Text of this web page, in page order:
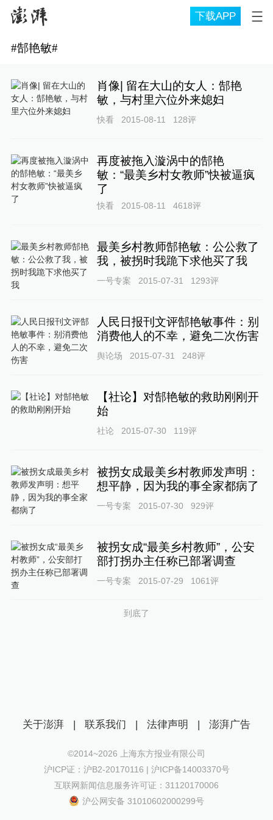
下载APP
#郜艳敏#
肖像| 留在大山的女人：郜艳
敏，与村里六位外来媳妇
快看 2015-08-11 128评
再度被拖入漩涡中的郜艳
敏：“最美乡村女教师”快被逼疯
了
快看 2015-08-11 4618评
最美乡村教师郜艳敏：公公救了
我，被拐时我跪下求他买了我
一号专案 2015-07-31 1293评
人民日报刊文评郜艳敏事件：别
消费他人的不幸，避免二次伤害
舆论场 2015-07-31 248评
【社论】对郜艳敏的救助刚刚开
始
社论 2015-07-30 119评
被拐女成最美乡村教师发声明：
想平静，因为我的事全家都病了
一号专案 2015-07-30 929评
被拐女成“最美乡村教师”，公安
部打拐办主任称已部署调查
一号专案 2015-07-29 1061评
到底了
关于澎湃 | 联系我们 | 法律声明 | 澎湃广告
©2014~2026 上海东方报业有限公司
沪ICP证：沪B2-20170116 | 沪ICP备14003370号
互联网新闻信息服务许可证：31120170006
沪公网安备 31010602000299号